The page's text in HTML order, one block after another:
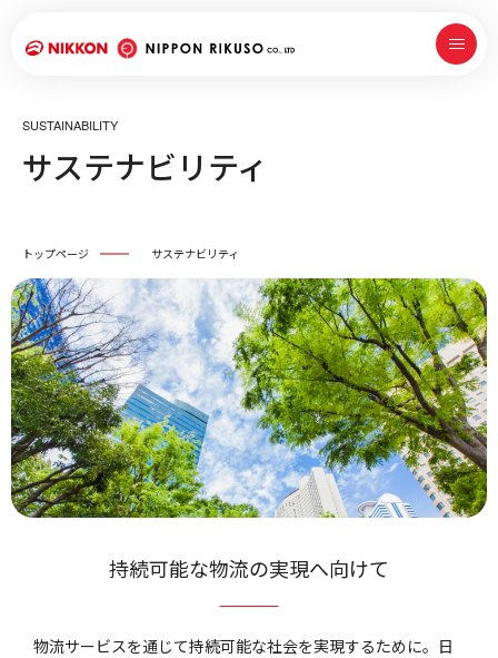
SUSTAINABILITY
サステナビリティ
トップページ サステナビリティ
持続可能な物流の実現へ向けて
物流サービスを通じて持続可能な社会を実現するために。日